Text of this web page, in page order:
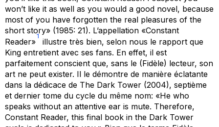
won’t like it as well as you would a good novel, because
most of you have forgotten the real pleasures of the
short story» (1985: 21). L’appellation «Constant
Reader»
1
illustre très bien, selon nous le rapport que
King entretient avec ses fans. En effet, il est
parfaitement conscient que, sans le (Fidèle) lecteur, son
art ne peut exister. Il le démontre de manière éclatante
dans la dédicace de The Dark Tower (2004), septième
et dernier tome du cycle du même nom: «He who
speaks without an attentive ear is mute. Therefore,
Constant Reader, this final book in the Dark Tower